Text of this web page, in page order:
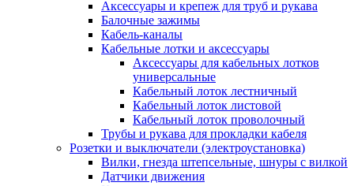
Аксессуары и крепеж для труб и рукава
Балочные зажимы
Кабель-каналы
Кабельные лотки и аксессуары
Аксессуары для кабельных лотков
универсальные
Кабельный лоток лестничный
Кабельный лоток листовой
Кабельный лоток проволочный
Трубы и рукава для прокладки кабеля
Розетки и выключатели (электроустановка)
Вилки, гнезда штепсельные, шнуры с вилкой
Датчики движения